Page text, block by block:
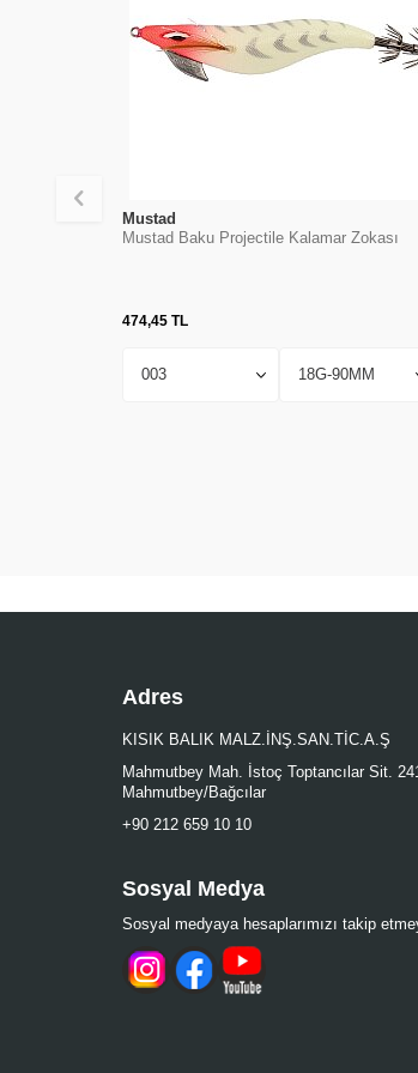
Mustad
Mustad Baku Projectile Kalamar Zokası
474,45 TL
Adres
KISIK BALIK MALZ.İNŞ.SAN.TİC.A.Ş
Mahmutbey Mah. İstoç Toptancılar Sit.
Mahmutbey/Bağcılar
+90 212 659 10 10
Sosyal Medya
Sosyal medyaya hesaplarımızı takip